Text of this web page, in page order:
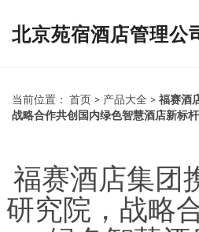
北京苑宿酒店管理公
当前位置： 首页 > 产品大全 > 福赛酒
战略合作共创国内绿色智慧酒店新标杆
福赛酒店集团
研究院，战略